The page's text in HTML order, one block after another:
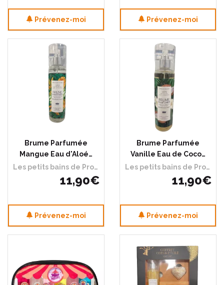
Prévenez-moi Prévenez-moi
Brume Parfumée
Mangue Eau d'Aloé…
Les petits bains de Provence
11,90€
Prévenez-moi
Brume Parfumée
Vanille Eau de Coco…
Les petits bains de Provence
11,90€
Prévenez-moi